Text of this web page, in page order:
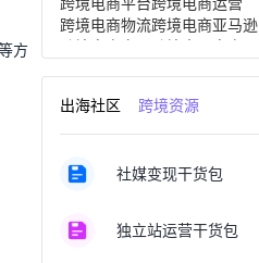
方
跨境电商物流跨境电商亚马逊
跨境电商产品
跨境出口电商
跨境电商分析进口跨境电商
跨境电商服务广州跨境电商
跨境电商注册跨境电商开店
跨境电商商品个人跨境电商
跨境电商案例国内跨境电商
出海社区 跨境资源
社媒变现干货包
独立站运营干货包